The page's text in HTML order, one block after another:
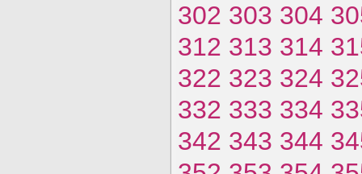
302 303 304
312 313 314
322 323 324
332 333 334
342 343 344